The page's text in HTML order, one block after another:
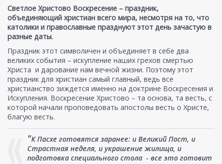
Светлое Христово Воскресение – праздник,
объединяющий христиан всего мира, несмотря на то, что
католики и православные празднуют этот день зачастую в
разные даты.
Праздник этот символичен и объединяет в себе два
великих события – искупление наших грехов смертью
Христа и дарование нам вечной жизни. Поэтому этот
праздник для христиан самый главный, ведь все
христианство зиждется именно на доктрине Воскресения и
Искупления. Воскресение Христово – та основа, та весть, с
которой начали проповедовать апостолы весть о Христе,
благую весть.
"К Пасхе готовятся заранее: и Великий Пост, и
Страстная неделя, и украшение жилища, и
подготовка специального стола - все это готовит